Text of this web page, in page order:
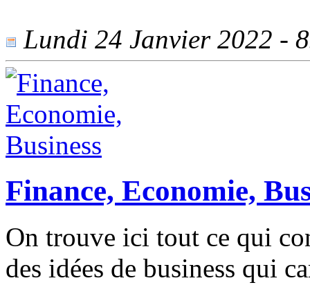
Lundi 24 Janvier 2022 -
Finance, Economie,
On trouve ici tout ce qui
des idées de business qui